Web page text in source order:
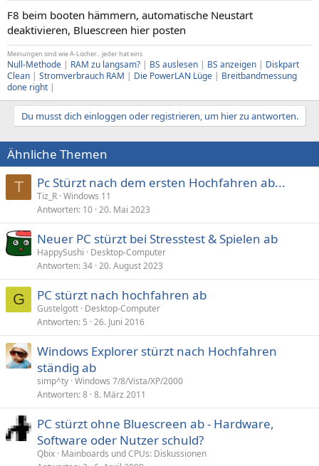
F8 beim booten hämmern, automatische Neustart
deaktivieren, Bluescreen hier posten
Meinungen sind wie A-Löcher... jeder hat eins
Null-Methode | RAM zu langsam? | BS auslesen | BS anzeigen | Diskpart
Clean | Stromverbrauch RAM | Die PowerLAN Lüge | Breitbandmessung
done right |
Du musst dich einloggen oder registrieren, um hier zu antworten.
Ähnliche Themen
T Pc Stürzt nach dem ersten Hochfahren ab...
Tiz_R Windows 11
Antworten 10 20. Mai 2023
Neuer PC stürzt bei Stresstest & Spielen ab
HappySushi
Desktop-Computer
Antworten 34 20. August 2023
G PC stürzt nach hochfahren ab
Gustelgott Desktop-Computer
Antworten 5 26. Juni 2016
Windows Explorer stürzt nach Hochfahren
ständig ab
simp^ty Windows 7/8/Vista/XP/2000
Antworten 8 8. März 2011
PC stürzt ohne Bluescreen ab - Hardware,
Software oder Nutzer schuld?
Qbix Mainboards und CPUs: Diskussionen